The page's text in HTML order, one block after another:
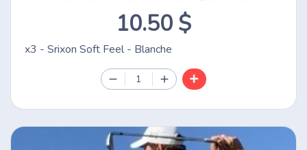
10.50 $
x3 - Srixon Soft Feel - Blanche
1